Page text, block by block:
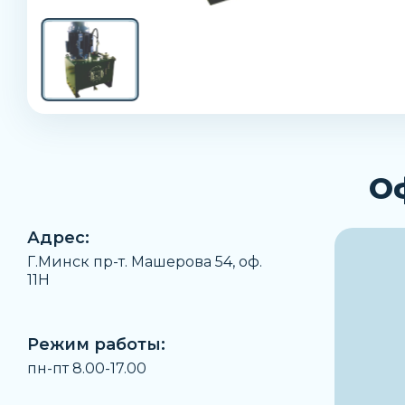
Адрес:
Г.Минск пр-т. Машерова 54, оф.
11H
Режим работы:
пн-пт 8.00-17.00